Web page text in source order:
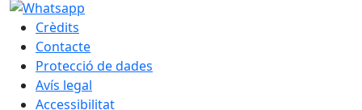
Crèdits
Contacte
Protecció de dades
Avís legal
Accessibilitat